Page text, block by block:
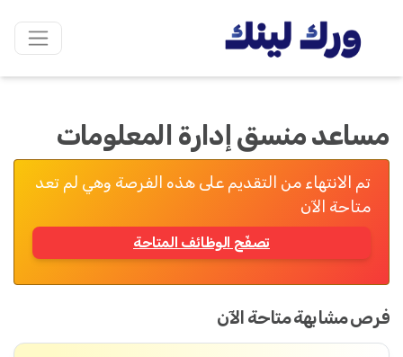
مساعد منسق إدارة المعلومات
تم الانتهاء من التقديم على هذه الفرصة وهي لم تعد
متاحة الآن
تصفّح الوظائف المتاحة
فرص مشابهة متاحة الآن